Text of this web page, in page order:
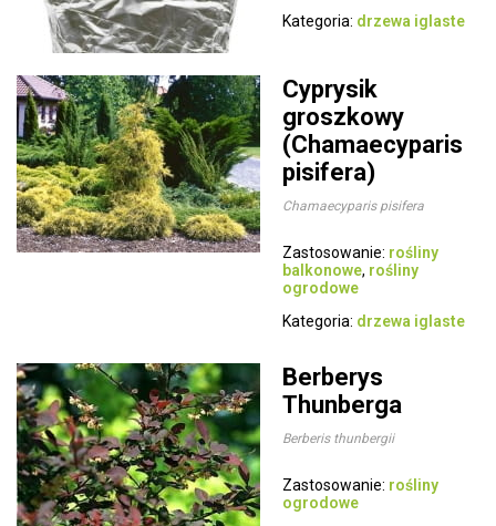
Kategoria: drzewa iglaste
Cyprysik
groszkowy
(Chamaecyparis
pisifera)
Chamaecyparis pisifera
Zastosowanie: rośliny
balkonowe, rośliny
ogrodowe
Kategoria: drzewa iglaste
Berberys
Thunberga
Berberis thunbergii
Zastosowanie: rośliny
ogrodowe